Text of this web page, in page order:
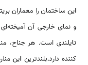
و نمای خارجی آن
تایلندی است. هر جناح،
کننده دارد.بلندترین این